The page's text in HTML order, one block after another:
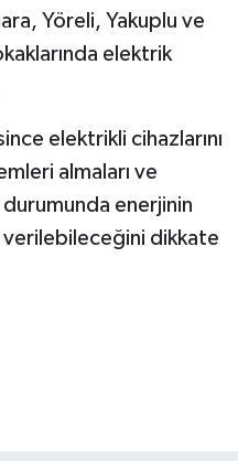
Yöreli, Yakuplu ve
elektrik
elektrikli cihazlarını
almaları ve
durumunda enerjinin
dikkate